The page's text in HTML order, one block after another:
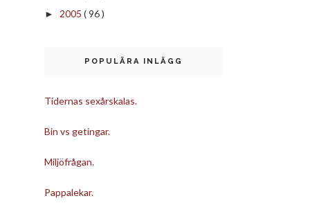
► 2005 ( 96 )
POPULÄRA INLÄGG
Tidernas sexårskalas.
Bin vs getingar.
Miljöfrågan.
Pappalekar.